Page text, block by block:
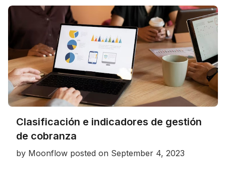
Clasificación e indicadores de gestión
de cobranza
by Moonflow posted on September 4, 2023